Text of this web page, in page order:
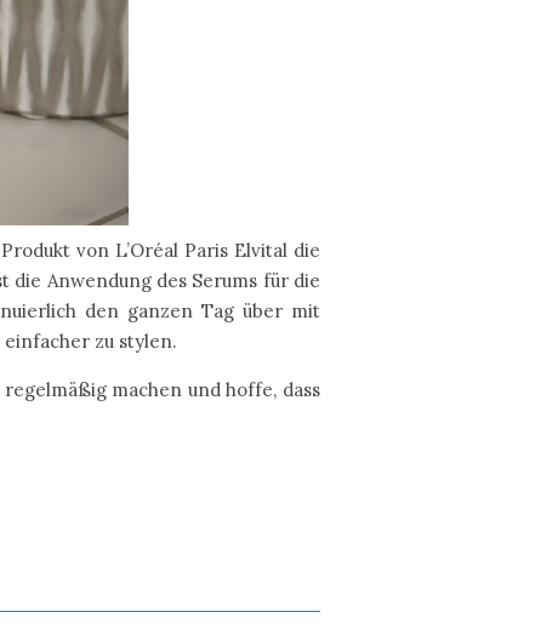
von L’Oréal Paris Elvital die
die Anwendung des Serums für die
den ganzen Tag über mit
zu stylen.
machen und hoffe, dass